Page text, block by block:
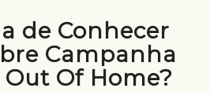
de Conhecer
Campanha
Of Home?